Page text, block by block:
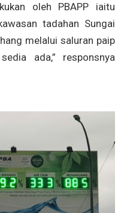
oleh PBAPP iaitu
tadahan Sungai
melalui saluran paip
ada,” responsnya